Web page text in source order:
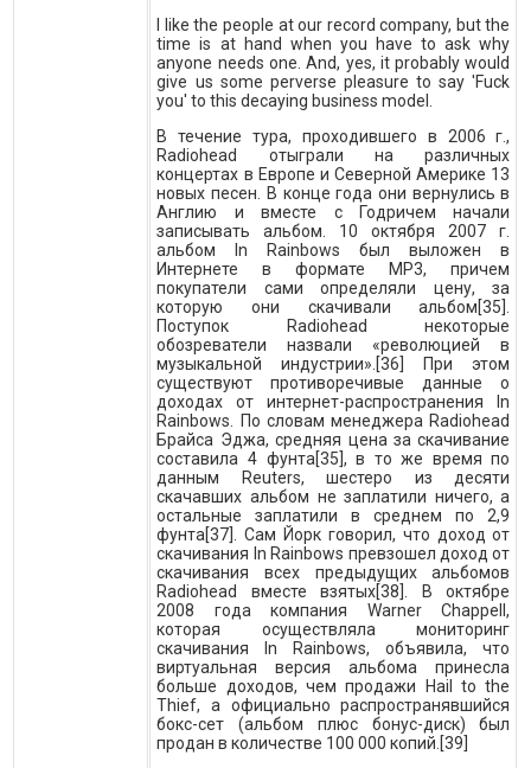
I like the people at our record company, but the
time is at hand when you have to ask why
anyone needs one. And, yes, it probably would
give us some perverse pleasure to say 'Fuck
you' to this decaying business model.
В течение тура, проходившего в 2006 г.,
Radiohead отыграли на различных
концертах в Европе и Северной Америке 13
новых песен. В конце года они вернулись в
Англию и вместе с Годричем начали
записывать альбом. 10 октября 2007 г.
альбом In Rainbows был выложен в
Интернете в формате MP3, причем
покупатели сами определяли цену, за
которую они скачивали альбом[35].
Поступок Radiohead некоторые
обозреватели назвали «революцией в
музыкальной индустрии».[36] При этом
существуют противоречивые данные о
доходах от интернет-распространения In
Rainbows. По словам менеджера Radiohead
Брайса Эджа, средняя цена за скачивание
составила 4 фунта[35], в то же время по
данным Reuters, шестеро из десяти
скачавших альбом не заплатили ничего, а
остальные заплатили в среднем по 2,9
фунта[37]. Сам Йорк говорил, что доход от
скачивания In Rainbows превзошел доход от
скачивания всех предыдущих альбомов
Radiohead вместе взятых[38]. В октябре
2008 года компания Warner Chappell,
которая осуществляла мониторинг
скачивания In Rainbows, объявила, что
виртуальная версия альбома принесла
больше доходов, чем продажи Hail to the
Thief, а официально распространявшийся
бокс-сет (альбом плюс бонус-диск) был
продан в количестве 100 000 копий.[39]